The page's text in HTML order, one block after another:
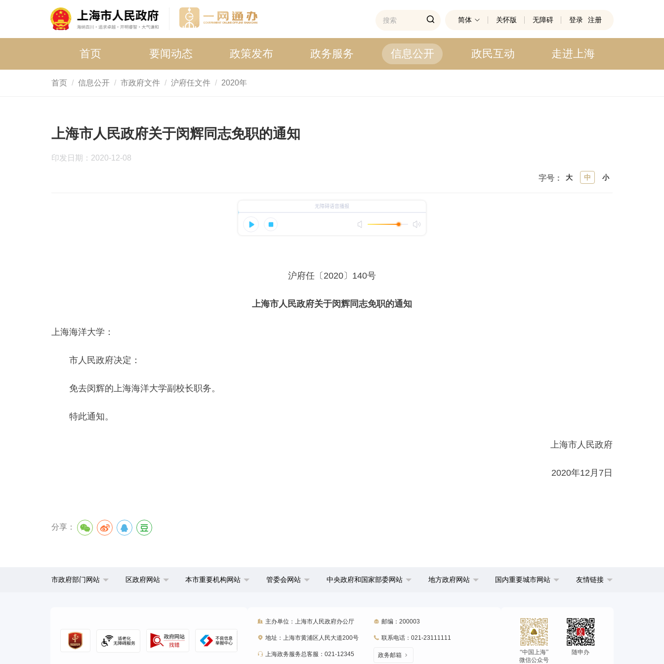
简体 关怀版 无障碍 登录 注册
首页 要闻动态 政策发布 政务服务 信息公开 政民互动 走进上海
首页 信息公开 市政府文件 沪府任文件 2020年
上海市人民政府关于闵辉同志免职的通知
印发日期：2020-12-08
字号： 大 中 小
沪府任〔2020〕140号
上海市人民政府关于闵辉同志免职的通知
上海海洋大学：
市人民政府决定：
免去闵辉的上海海洋大学副校长职务。
特此通知。
上海市人民政府
2020年12月7日
分享：
市政府部门网站 区政府网站 本市重要机构网站 管委会网站 中央政府和国家部委网站 地方政府网站 国内重要城市网站 友情链接
主办单位：上海市人民政府办公厅
地址：上海市黄浦区人民大道200号
上海政务服务总客服：021-12345
邮编：200003
联系电话：021-23111111
政务邮箱
“中国上海”
微信公众号
随申办